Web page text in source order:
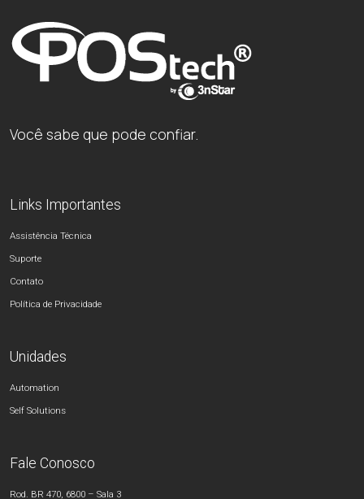
Você sabe que pode confiar.
Links Importantes
Assistência Técnica
Suporte
Contato
Política de Privacidade
Unidades
Automation
Self Solutions
Fale Conosco
Rod. BR 470, 6800 – Sala 3